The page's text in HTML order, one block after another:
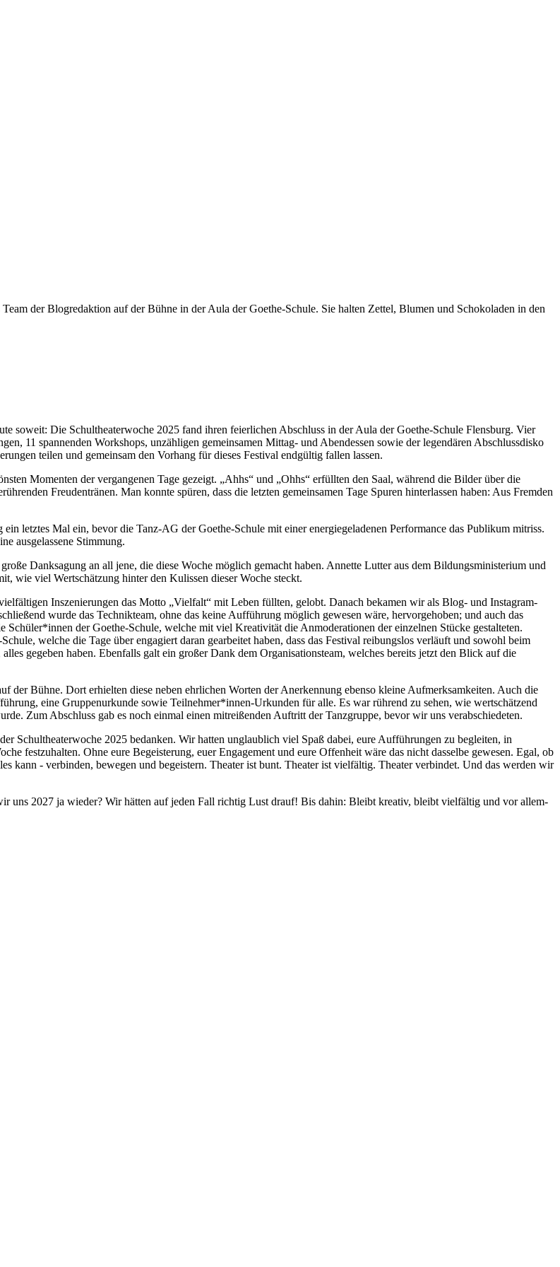
soweit: Die Schultheaterwoche 2025 fand ihren feierlichen Abschluss in der Aula der Goethe-Schule Flensburg. Vier
11 spannenden Workshops, unzähligen gemeinsamen Mittag- und Abendessen sowie der legendären Abschlussdisko
teilen und gemeinsam den Vorhang für dieses Festival endgültig fallen lassen.
Momenten der vergangenen Tage gezeigt. „Ahhs“ und „Ohhs“ erfüllten den Saal, während die Bilder über die
Freudentränen. Man konnte spüren, dass die letzten gemeinsamen Tage Spuren hinterlassen haben: Aus Fremden
letztes Mal ein, bevor die Tanz-AG der Goethe-Schule mit einer energiegeladenen Performance das Publikum mitriss.
ausgelassene Stimmung.
Danksagung an all jene, die diese Woche möglich gemacht haben. Annette Lutter aus dem Bildungsministerium und
wie viel Wertschätzung hinter den Kulissen dieser Woche steckt.
Inszenierungen das Motto „Vielfalt“ mit Leben füllten, gelobt. Danach bekamen wir als Blog- und Instagram-
wurde das Technikteam, ohne das keine Aufführung möglich gewesen wäre, hervorgehoben; und auch das
der Goethe-Schule, welche mit viel Kreativität die Anmoderationen der einzelnen Stücke gestalteten.
welche die Tage über engagiert daran gearbeitet haben, dass das Festival reibungslos verläuft und sowohl beim
gegeben haben. Ebenfalls galt ein großer Dank dem Organisationsteam, welches bereits jetzt den Blick auf die
der Bühne. Dort erhielten diese neben ehrlichen Worten der Anerkennung ebenso kleine Aufmerksamkeiten. Auch die
eine Gruppenurkunde sowie Teilnehmer*innen-Urkunden für alle. Es war rührend zu sehen, wie wertschätzend
Zum Abschluss gab es noch einmal einen mitreißenden Auftritt der Tanzgruppe, bevor wir uns verabschiedeten.
Schultheaterwoche 2025 bedanken. Wir hatten unglaublich viel Spaß dabei, eure Aufführungen zu begleiten, in
festzuhalten. Ohne eure Begeisterung, euer Engagement und eure Offenheit wäre das nicht dasselbe gewesen. Egal, ob
kann - verbinden, bewegen und begeistern. Theater ist bunt. Theater ist vielfältig. Theater verbindet. Und das werden wir
uns 2027 ja wieder? Wir hätten auf jeden Fall richtig Lust drauf! Bis dahin: Bleibt kreativ, bleibt vielfältig und vor allem-